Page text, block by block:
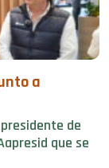
a
de
que se